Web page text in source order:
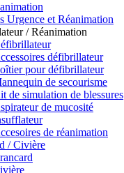
Urgence et Réanimation
/ Réanimation
défibrillateur
pour défibrillateur
de secourisme
de simulation de blessures
de mucosité
de réanimation
/ Civière